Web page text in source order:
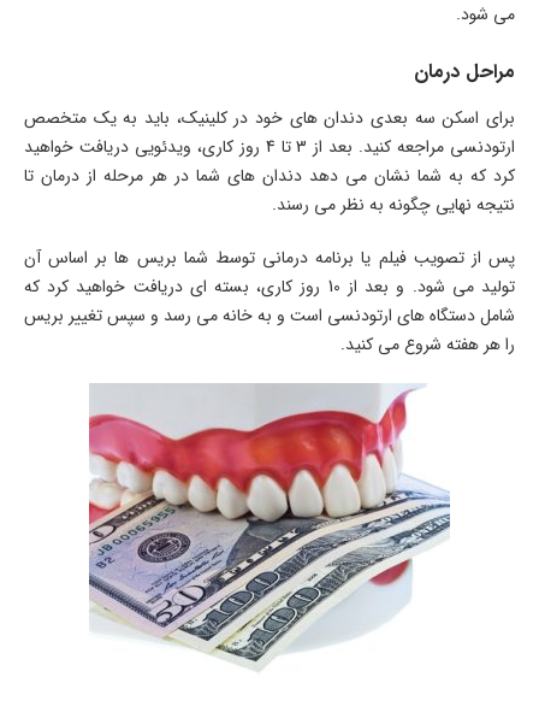
می شود.
مراحل درمان
برای اسکن سه بعدی دندان های خود در کلینیک، باید به یک متخصص
ارتودنسی مراجعه کنید. بعد از 3 تا 4 روز کاری، ویدئویی دریافت خواهید
کرد که به شما نشان می دهد دندان های شما در هر مرحله از درمان تا
نتیجه نهایی چگونه به نظر می رسند.
پس از تصویب فیلم یا برنامه درمانی توسط شما بریس ها بر اساس آن
تولید می شود. و بعد از 10 روز کاری، بسته ای دریافت خواهید کرد که
شامل دستگاه های ارتودنسی است و به خانه می رسد و سپس تغییر بریس
را هر هفته شروع می کنید.